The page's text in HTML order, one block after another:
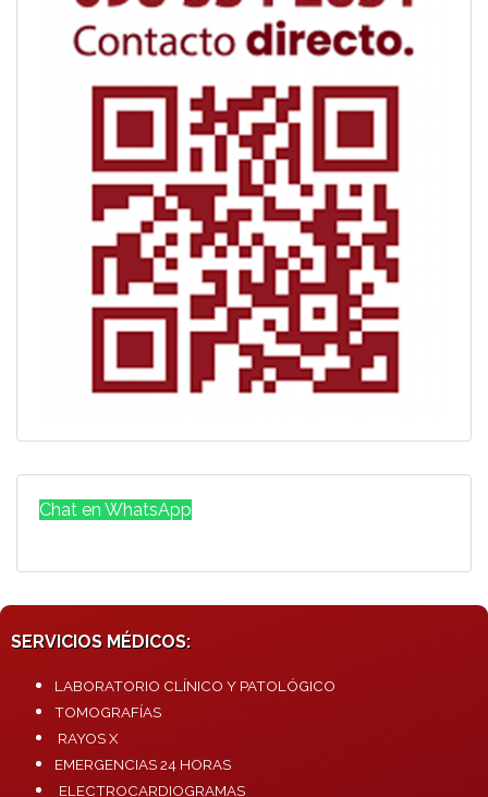
Chat en WhatsApp
SERVICIOS MÉDICOS:
LABORATORIO CLÍNICO Y PATOLÓGICO
TOMOGRAFÍAS
RAYOS X
EMERGENCIAS 24 HORAS
ELECTROCARDIOGRAMAS